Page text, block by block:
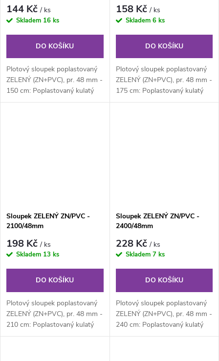
144 Kč/ ks
Skladem 16 ks
DO KOŠÍKU
Plotový sloupek poplastovaný
ZELENÝ (ZN+PVC), pr. 48 mm -
150 cm: Poplastovaný kulatý
plotový sloupek průměru 48
158 Kč/ ks
Skladem 6 ks
DO KOŠÍKU
Plotový sloupek poplastovaný
ZELENÝ (ZN+PVC), pr. 48 mm -
175 cm: Poplastovaný kulatý
plotový sloupek průměru 48
Sloupek ZELENÝ ZN/PVC -
2100/48mm
198 Kč/ ks
Skladem 13 ks
DO KOŠÍKU
Plotový sloupek poplastovaný
ZELENÝ (ZN+PVC), pr. 48 mm -
210 cm: Poplastovaný kulatý
plotový sloupek průměru 48
Sloupek ZELENÝ ZN/PVC -
2400/48mm
228 Kč/ ks
Skladem 7 ks
DO KOŠÍKU
Plotový sloupek poplastovaný
ZELENÝ (ZN+PVC), pr. 48 mm -
240 cm: Poplastovaný kulatý
plotový sloupek průměru 48